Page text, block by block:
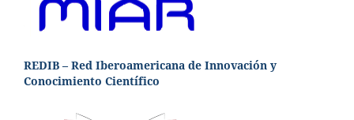
REDIB – Red Iberoamericana de Innovación y
Conocimiento Científico